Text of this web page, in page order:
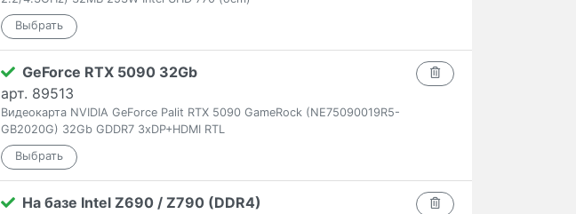
GeForce RTX 5090 32Gb
арт. 89513
Видеокарта NVIDIA GeForce Palit RTX 5090 GameRock (NE75090019R5-
GB2020G) 32Gb GDDR7 3xDP+HDMI RTL
На базе Intel Z690 / Z790 (DDR4)